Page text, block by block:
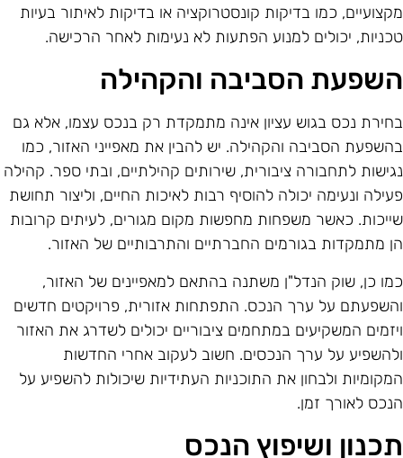
כמו בדיקות קונסטרוקציה או בדיקות לאיתור בעיות
יכולים למנוע הפתעות לא נעימות לאחר הרכישה.
הסביבה והקהילה
נכס בגוש עציון אינה מתמקדת רק בנכס עצמו, אלא גם
הסביבה והקהילה. יש להבין את מאפייני האזור, כמו
לתחבורה ציבורית, שירותים קהילתיים, ובתי ספר. קהילה
ונעימה יכולה להוסיף רבות לאיכות החיים, וליצור תחושת
כאשר משפחות מחפשות מקום מגורים, לעיתים קרובות
מתמקדות בגורמים החברתיים והתרבותיים של האזור.
כן, שוק הנדל"ן משתנה בהתאם למאפיינים של האזור,
על ערך הנכס. התפתחות אזורית, פרויקטים חדשים
המשקיעים במתחמים ציבוריים יכולים לשדרג את האזור
על ערך הנכסים. חשוב לעקוב אחרי החדשות
ולבחון את התוכניות העתידיות שיכולות להשפיע על
לאורך זמן.
ושיפוץ הנכס